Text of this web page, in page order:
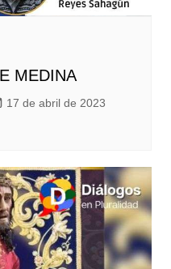
MEDINA
17 de abril de 2023